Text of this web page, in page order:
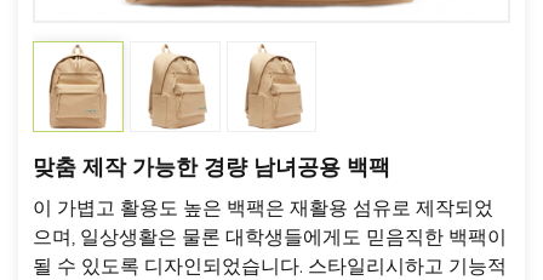
맞춤 제작 가능한 경량 남녀공용 백팩
이 가볍고 활용도 높은 백팩은 재활용 섬유로 제작되었
으며, 일상생활은 물론 대학생들에게도 믿음직한 백팩이
될 수 있도록 디자인되었습니다. 스타일리시하고 기능적